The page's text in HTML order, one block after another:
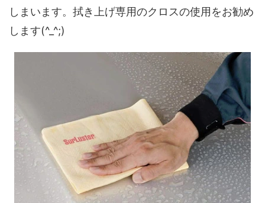
しまいます。拭き上げ専用のクロスの使用をお勧め
します(^_^;)